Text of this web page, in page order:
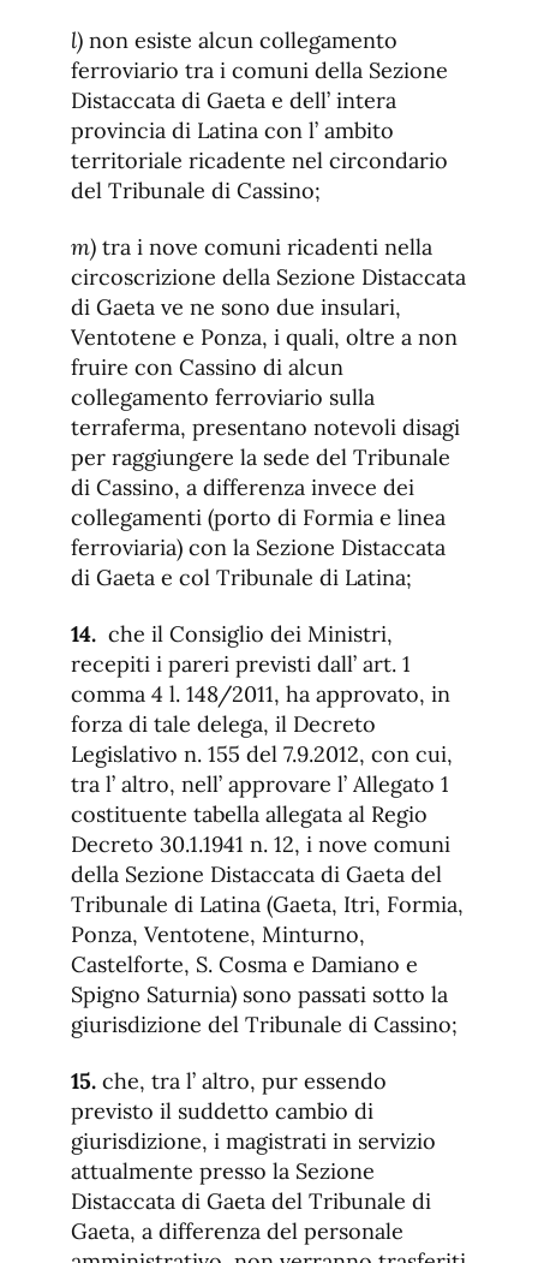
l) non esiste alcun collegamento
ferroviario tra i comuni della Sezione
Distaccata di Gaeta e dell’ intera
provincia di Latina con l’ ambito
territoriale ricadente nel circondario
del Tribunale di Cassino;
m) tra i nove comuni ricadenti nella
circoscrizione della Sezione Distaccata
di Gaeta ve ne sono due insulari,
Ventotene e Ponza, i quali, oltre a non
fruire con Cassino di alcun
collegamento ferroviario sulla
terraferma, presentano notevoli disagi
per raggiungere la sede del Tribunale
di Cassino, a differenza invece dei
collegamenti (porto di Formia e linea
ferroviaria) con la Sezione Distaccata
di Gaeta e col Tribunale di Latina;
14. che il Consiglio dei Ministri,
recepiti i pareri previsti dall’ art. 1
comma 4 l. 148/2011, ha approvato, in
forza di tale delega, il Decreto
Legislativo n. 155 del 7.9.2012, con cui,
tra l’ altro, nell’ approvare l’ Allegato 1
costituente tabella allegata al Regio
Decreto 30.1.1941 n. 12, i nove comuni
della Sezione Distaccata di Gaeta del
Tribunale di Latina (Gaeta, Itri, Formia,
Ponza, Ventotene, Minturno,
Castelforte, S. Cosma e Damiano e
Spigno Saturnia) sono passati sotto la
giurisdizione del Tribunale di Cassino;
15. che, tra l’ altro, pur essendo
previsto il suddetto cambio di
giurisdizione, i magistrati in servizio
attualmente presso la Sezione
Distaccata di Gaeta del Tribunale di
Gaeta, a differenza del personale